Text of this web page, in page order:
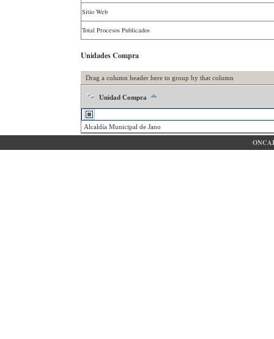
Sitio Web
Total Procesos Publicados
Unidades Compra
Drag a column header here to group by that column
Unidad Compra
Alcaldía Municipal de Jano